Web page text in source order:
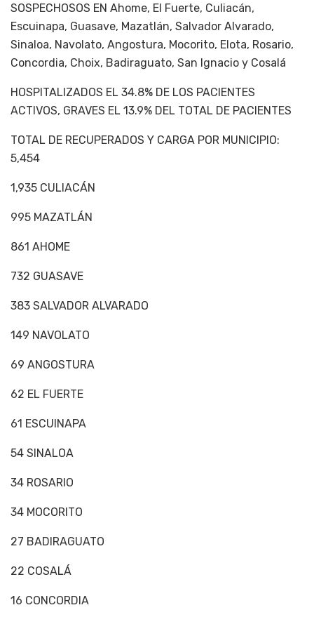
SOSPECHOSOS EN Ahome, El Fuerte, Culiacán,
Escuinapa, Guasave, Mazatlán, Salvador Alvarado,
Sinaloa, Navolato, Angostura, Mocorito, Elota, Rosario,
Concordia, Choix, Badiraguato, San Ignacio y Cosalá
HOSPITALIZADOS EL 34.8% DE LOS PACIENTES
ACTIVOS, GRAVES EL 13.9% DEL TOTAL DE PACIENTES
TOTAL DE RECUPERADOS Y CARGA POR MUNICIPIO:
5,454
1,935 CULIACÁN
995 MAZATLÁN
861 AHOME
732 GUASAVE
383 SALVADOR ALVARADO
149 NAVOLATO
69 ANGOSTURA
62 EL FUERTE
61 ESCUINAPA
54 SINALOA
34 ROSARIO
34 MOCORITO
27 BADIRAGUATO
22 COSALÁ
16 CONCORDIA